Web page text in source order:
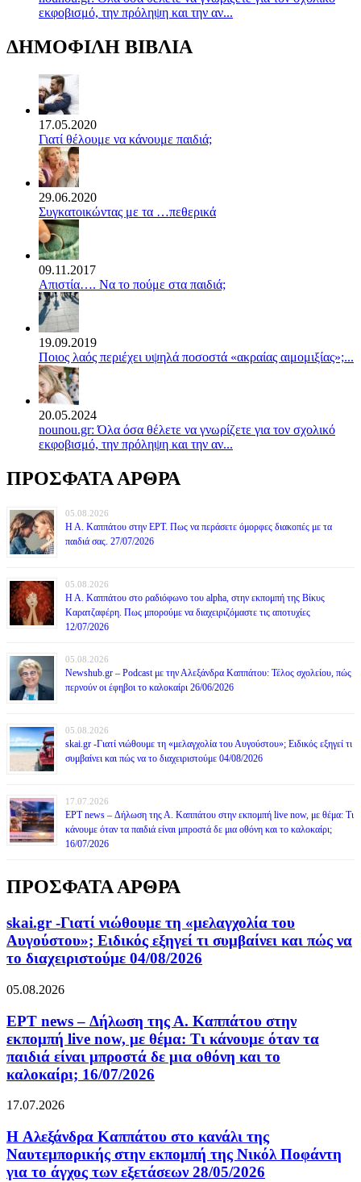
εκφοβισμό, την πρόληψη και την αν...
ΔΗΜΟΦΙΛΗ ΒΙΒΛΙΑ
17.05.2020
Γιατί θέλουμε να κάνουμε παιδιά;
29.06.2020
Συγκατοικώντας με τα …πεθερικά
09.11.2017
Απιστία…. Να το πούμε στα παιδιά;
19.09.2019
Ποιος λαός περιέχει υψηλά ποσοστά «ακραίας αιμομιξίας»;...
20.05.2024
nounou.gr: Όλα όσα θέλετε να γνωρίζετε για τον σχολικό
εκφοβισμό, την πρόληψη και την αν...
ΠΡΟΣΦΑΤΑ ΑΡΘΡΑ
05.08.2026
Η Α. Καππάτου στην ΕΡΤ. Πως να περάσετε όμορφες διακοπές με τα
παιδιά σας. 27/07/2026
05.08.2026
Η Α. Καππάτου στο ραδιόφωνο του alpha, στην εκπομπή της Βίκυς
Καρατζαφέρη. Πως μπορούμε να διαχειριζόμαστε τις αποτυχίες
12/07/2026
05.08.2026
Newshub.gr – Podcast με την Αλεξάνδρα Καππάτου: Τέλος σχολείου, πώς
περνούν οι έφηβοι το καλοκαίρι 26/06/2026
05.08.2026
skai.gr -Γιατί νιώθουμε τη «μελαγχολία του Αυγούστου»; Ειδικός εξηγεί τι
συμβαίνει και πώς να το διαχειριστούμε 04/08/2026
17.07.2026
ΕΡΤ news – Δήλωση της Α. Καππάτου στην εκπομπή live now, με θέμα: Τι
κάνουμε όταν τα παιδιά είναι μπροστά δε μια οθόνη και το καλοκαίρι;
16/07/2026
ΠΡΟΣΦΑΤΑ ΑΡΘΡΑ
skai.gr -Γιατί νιώθουμε τη «μελαγχολία του
Αυγούστου»; Ειδικός εξηγεί τι συμβαίνει και πώς να
το διαχειριστούμε 04/08/2026
05.08.2026
ΕΡΤ news – Δήλωση της Α. Καππάτου στην
εκπομπή live now, με θέμα: Τι κάνουμε όταν τα
παιδιά είναι μπροστά δε μια οθόνη και το
καλοκαίρι; 16/07/2026
17.07.2026
H Αλεξάνδρα Καππάτου στο κανάλι της
Ναυτεμπορικής στην εκπομπή της Νικόλ Ποφάντη
για το άγχος των εξετάσεων 28/05/2026